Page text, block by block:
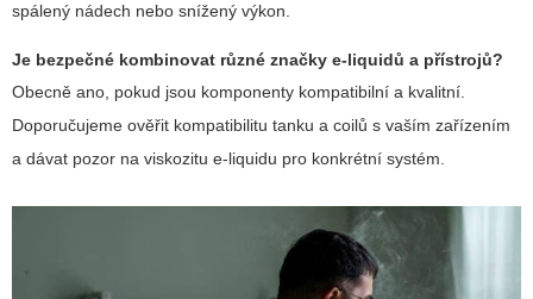
spálený nádech nebo snížený výkon.
Je bezpečné kombinovat různé značky e-liquidů a přístrojů?
Obecně ano, pokud jsou komponenty kompatibilní a kvalitní.
Doporučujeme ověřit kompatibilitu tanku a coilů s vaším zařízením
a dávat pozor na viskozitu e-liquidu pro konkrétní systém.